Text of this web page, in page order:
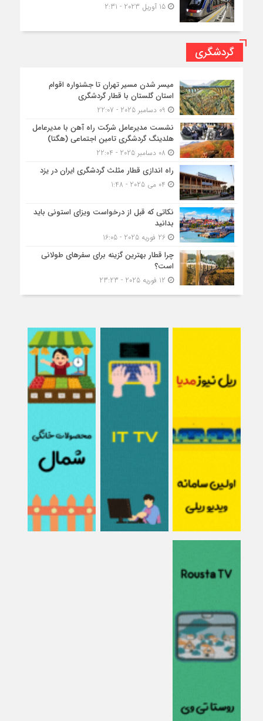
15 آوریل 2023 - 2:31
گردشگری
میسر شدن مسیر تهران تا جشنواره اقوام
استان گلستان با قطار گردشگری
نشست مدیرعامل شرکت راه آهن با مدیرعامل
هلدینگ گردشگری تامین اجتماعی (هگتا)
راه اندازی قطار مثلث گردشگری ایران در یزد
نکاتی که قبل از درخواست ویزای استونی باید
بدانید
26 فوریه 2025 - 16:05
چرا قطار بهترین گزینه برای سفرهای طولانی
است؟